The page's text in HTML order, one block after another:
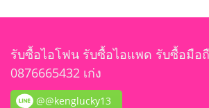
รับซื้อไอโฟน รับซื้อไอแพด รับซื้อมือ
0876665432 เก่ง
@@kenglucky13